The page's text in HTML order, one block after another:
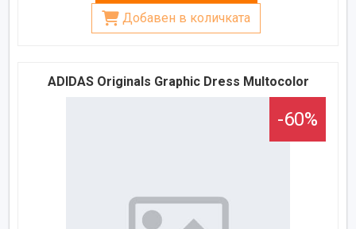
Добавен в количката
ADIDAS Originals Graphic Dress Multocolor
-60%